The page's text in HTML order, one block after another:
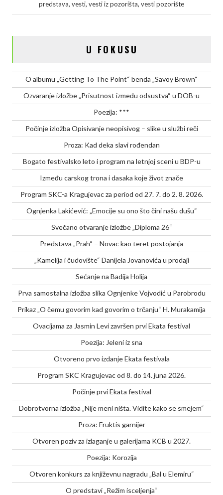
b
t
e
L
n
e
predstava, vesti, vesti iz pozorišta, vesti pozorište
U FOKUSU
O albumu „Getting To The Point“ benda „Savoy Brown“
Ozvaranje izložbe „Prisutnost između odsustva“ u DOB-u
Poezija: ***
Počinje izložba Opisivanje neopisivog – slike u službi reči
Proza: Kad deka slavi rođendan
Bogato festivalsko leto i program na letnjoj sceni u BDP-u
Između carskog trona i dasaka koje život znače
Program SKC-a Kragujevac za period od 27. 7. do 2. 8. 2026.
Ognjenka Lakićević: „Emocije su ono što čini našu dušu“
Svečano otvaranje izložbe „Diploma 26“
Predstava „Prah“ – Novac kao teret postojanja
„Kamelija i čudovište“ Danijela Jovanovića u prodaji
Sećanje na Badija Holija
Prva samostalna izložba slika Ognjenke Vojvodić u Parobrodu
Prikaz „O čemu govorim kad govorim o trčanju“ H. Murakamija
Ovacijama za Jasmin Levi završen prvi Ekata festival
Poezija: Jeleni iz sna
Otvoreno prvo izdanje Ekata festivala
Program SKC Kragujevac od 8. do 14. juna 2026.
Počinje prvi Ekata festival
Dobrotvorna izložba „Nije meni ništa. Vidite kako se smejem“
Proza: Fruktis garnijer
Otvoren poziv za izlaganje u galerijama KCB u 2027.
Poezija: Korozija
Otvoren konkurs za književnu nagradu „Bal u Elemiru“
O predstavi „Režim isceljenja“